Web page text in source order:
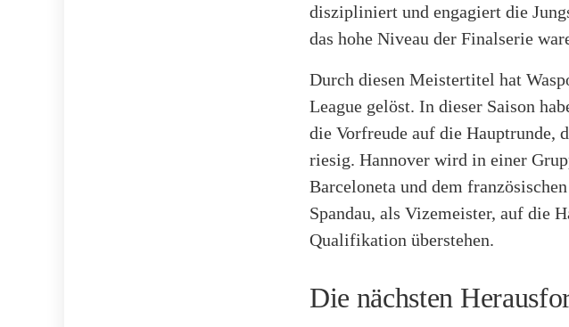
diszipliniert und engagiert die
das hohe Niveau der Finalserie
Durch diesen Meistertitel hat
League gelöst. In dieser Saison
die Vorfreude auf die Hauptrunde,
riesig. Hannover wird in einer
Barceloneta und dem
Spandau, als Vizemeister, auf die
Qualifikation überstehen.
Die nächsten